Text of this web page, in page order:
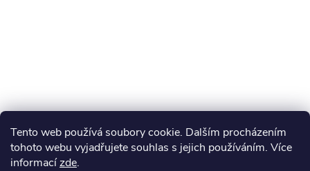
Tento web používá soubory cookie. Dalším procházením
tohoto webu vyjadřujete souhlas s jejich používáním. Více
informacízde.